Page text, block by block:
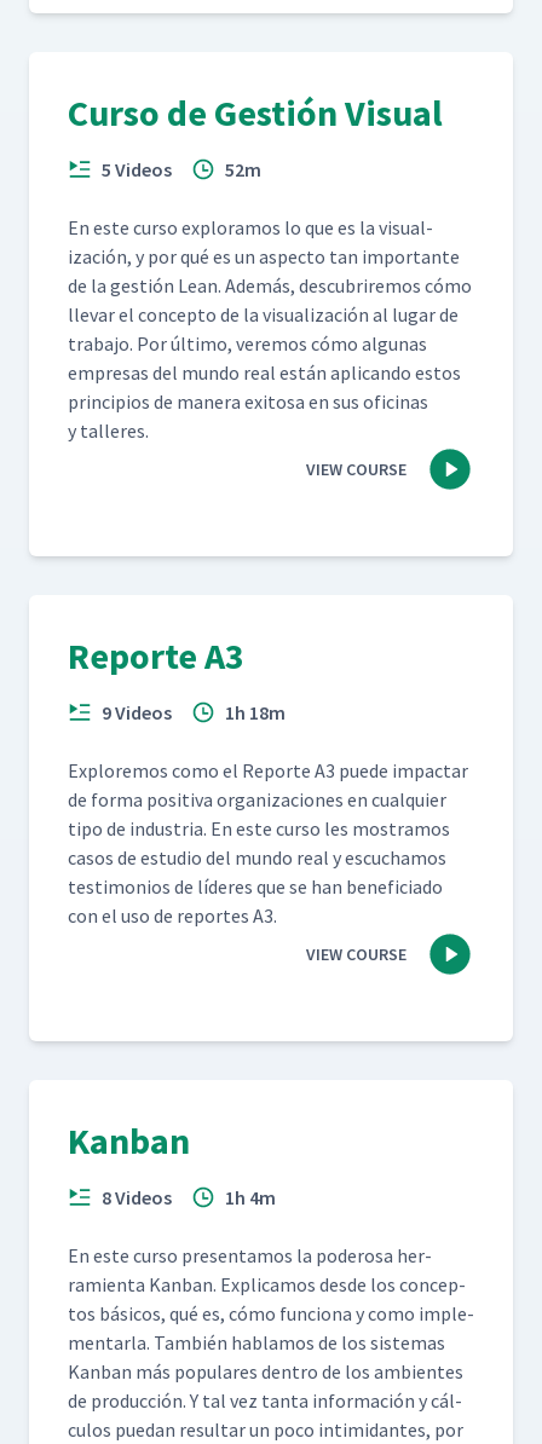
Curso de Gestión Visual
5 Videos 52m
En este cur­so explo­ramos lo que es la visu­al­
ización, y por qué es un aspec­to tan impor­tante
de la gestión Lean. Además, des­cubrire­mos cómo
lle­var el con­cep­to de la visu­al­ización al lugar de
tra­ba­jo. Por últi­mo, ver­e­mos cómo algu­nas
empre­sas del mun­do real están apli­can­do estos
prin­ci­p­ios de man­era exi­tosa en sus ofic­i­nas
y talleres.
VIEW COURSE
Reporte A3
9 Videos 1h 18m
Explore­mos como el Reporte A3 puede impactar
de for­ma pos­i­ti­va orga­ni­za­ciones en cualquier
tipo de indus­tria. En este cur­so les mostramos
casos de estu­dio del mun­do real y escuchamos
tes­ti­mo­nios de líderes que se han ben­e­fi­ci­a­do
con el uso de reportes A3.
VIEW COURSE
Kanban
8 Videos 1h 4m
En este cur­so pre­sen­ta­mos la poderosa her­
ramien­ta Kan­ban. Expli­camos des­de los con­cep­
tos bási­cos, qué es, cómo fun­ciona y como imple­
men­tar­la. Tam­bién hablam­os de los sis­temas
Kan­ban más pop­u­lares den­tro de los ambi­entes
de pro­duc­ción. Y tal vez tan­ta infor­ma­ción y cál­
cu­los puedan resul­tar un poco intim­i­dantes, por